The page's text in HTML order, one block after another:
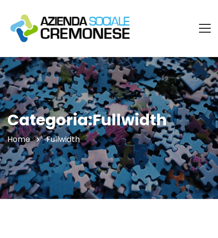
Categoria:Fullwidth
Home Fullwidth